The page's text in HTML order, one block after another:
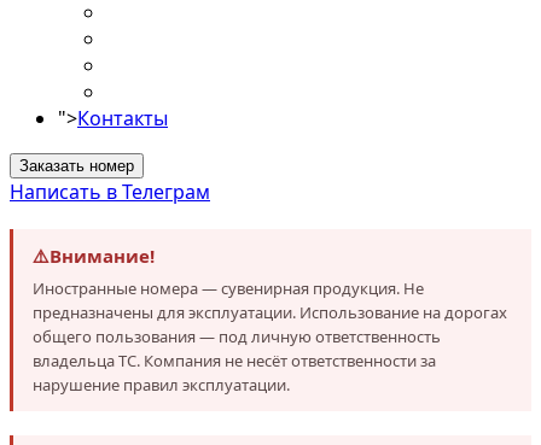
">Контакты
Заказать номер
Написать в Телеграм
⚠️Внимание!
Иностранные номера — сувенирная продукция. Не
предназначены для эксплуатации. Использование на дорогах
общего пользования — под личную ответственность
владельца ТС. Компания не несёт ответственности за
нарушение правил эксплуатации.